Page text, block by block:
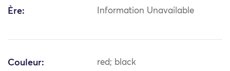
Ère: Information Unavailable
Couleur: red; black